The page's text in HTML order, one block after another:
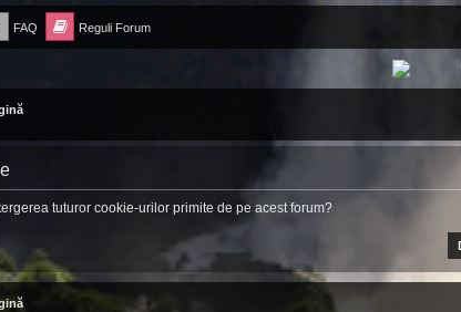
FAQ Reguli Forum
tuturor cookie-urilor primite de pe acest forum?